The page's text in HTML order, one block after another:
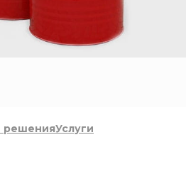
решенияУслуги